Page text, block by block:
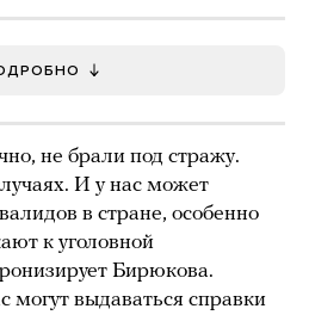
не брали под стражу.
И у нас может
в стране, особенно
к уголовной
Бирюкова.
выдаваться справки